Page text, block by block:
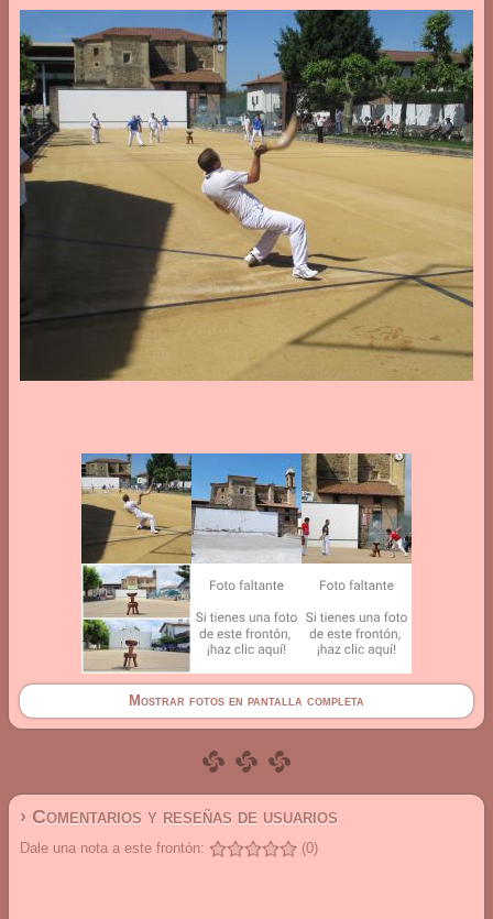
Mostrar fotos en pantalla completa
› Comentarios y reseñas de usuarios
Dale una nota a este frontón: (0)